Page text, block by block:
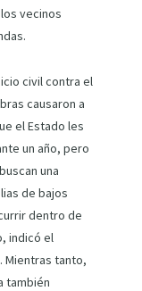
vecinos
civil contra el
causaron a
el Estado les
un año, pero
una
de bajos
dentro de
indicó el
Mientras tanto,
también